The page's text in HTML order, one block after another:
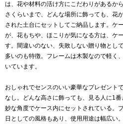
は、花や材料の活け方にこだわりがあるか
さくらいまで、どんな場所に飾っても、花
された土台にセットしてご納品します。ケ
が、花もちや、ほこりが気になる方は、ケ
す。間違いのない、失敗しない贈り物とし
多いのも特徴。フレームは木製なので軽く
いています。
おしゃれでセンスのいい豪華なプレゼント
なし。どんな高さに飾っても、見る人に1
妙な角度でケース内にセットされている。
日としての風格もあり、使用用途は幅広い